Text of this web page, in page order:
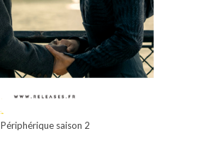
Périphérique saison 2